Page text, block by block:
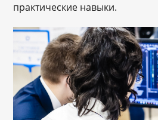
практические навыки.